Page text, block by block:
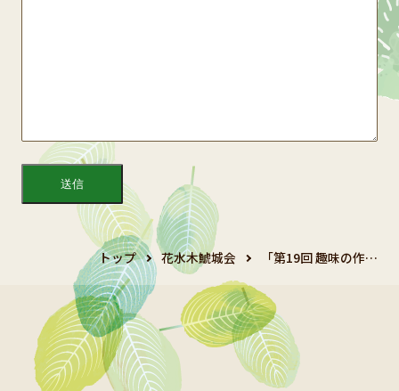
トップ 花水木鯱城会 「第19回 趣味の作…